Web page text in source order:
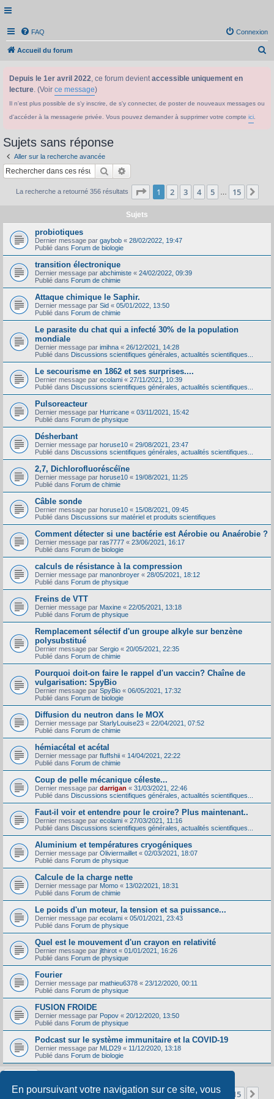
En poursuivant votre navigation sur ce site, vous
FAQ Connexion
Accueil du forum
Depuis le 1er avril 2022, ce forum devientaccessible uniquement en
lecture. (Voir ce message)
Il n'est plus possible de s'y inscrire, de s'y connecter, de poster de nouveaux messages ou
d'accéder à la messagerie privée. Vous pouvez demander à supprimer votre compte ici
Sujets sans réponse
Aller sur la recherche avancée
Rechercher
La recherche a retourné 356 résultats Page 1sur15
1 2 3 4 5 15
Sujets
probiotiques
Dernier message par gaybob « 28/02/2022, 19:47
Publié dans Forum de biologie
transition électronique
Dernier message par abchimiste « 24/02/2022, 09:39
Publié dans Forum de chimie
Attaque chimique le Saphir.
Dernier message par Sid « 05/01/2022, 13:50
Publié dans Forum de chimie
Le parasite du chat qui a infecté 30% de la population
mondiale
Dernier message par imihna « 26/12/2021, 14:28
Publié dans Discussions scientifiques générales, actualités scientifiques...
Le secourisme en 1862 et ses surprises....
Dernier message par ecolami « 27/11/2021, 10:39
Publié dans Discussions scientifiques générales, actualités scientifiques...
Pulsoreacteur
Dernier message par Hurricane « 03/11/2021, 15:42
Publié dans Forum de physique
Désherbant
Dernier message par horuse10 « 29/08/2021, 23:47
Publié dans Discussions scientifiques générales, actualités scientifiques...
2,7, Dichlorofluoréscéïne
Dernier message par horuse10 « 19/08/2021, 11:25
Publié dans Forum de chimie
Câble sonde
Dernier message par horuse10 « 15/08/2021, 09:45
Publié dans Discussions sur matériel et produits scientifiques
Comment détecter si une bactérie est Aérobie ou Anaérobie ?
Dernier message par ras7777 « 23/06/2021, 16:17
Publié dans Forum de biologie
calculs de résistance à la compression
Dernier message par manonbroyer « 28/05/2021, 18:12
Publié dans Forum de physique
Freins de VTT
Dernier message par Maxine « 22/05/2021, 13:18
Publié dans Forum de physique
Remplacement sélectif d'un groupe alkyle sur benzène
polysubstitué
Dernier message par Sergio « 20/05/2021, 22:35
Publié dans Forum de chimie
Pourquoi doit-on faire le rappel d'un vaccin? Chaîne de
vulgarisation: SpyBio
Dernier message par SpyBio « 06/05/2021, 17:32
Publié dans Forum de biologie
Diffusion du neutron dans le MOX
Dernier message par StarlyLouise23 « 22/04/2021, 07:52
Publié dans Forum de chimie
hémiacétal et acétal
Dernier message par fluffshii « 14/04/2021, 22:22
Publié dans Forum de chimie
Coup de pelle mécanique céleste...
Dernier message par darrigan « 31/03/2021, 22:46
Publié dans Discussions scientifiques générales, actualités scientifiques...
Faut-il voir et entendre pour le croire? Plus maintenant..
Dernier message par ecolami « 27/03/2021, 11:16
Publié dans Discussions scientifiques générales, actualités scientifiques...
Aluminium et températures cryogéniques
Dernier message par Oliviermaillet « 02/03/2021, 18:07
Publié dans Forum de physique
Calcule de la charge nette
Dernier message par Momo « 13/02/2021, 18:31
Publié dans Forum de chimie
Le poids d'un moteur, la tension et sa puissance...
Dernier message par ecolami « 05/01/2021, 23:43
Publié dans Forum de physique
Quel est le mouvement d'un crayon en relativité
Dernier message par jlthirot « 01/01/2021, 16:26
Publié dans Forum de physique
Fourier
Dernier message par mathieu6378 « 23/12/2020, 00:11
Publié dans Forum de physique
FUSION FROIDE
Dernier message par Popov « 20/12/2020, 13:50
Publié dans Forum de physique
Podcast sur le système immunitaire et la COVID-19
Dernier message par MLD29 « 11/12/2020, 13:18
Publié dans Forum de biologie
La recherche a retourné 356 résultats Page 1sur15
1 2 3 4 5 … 15